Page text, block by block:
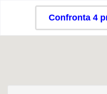
Confronta 4